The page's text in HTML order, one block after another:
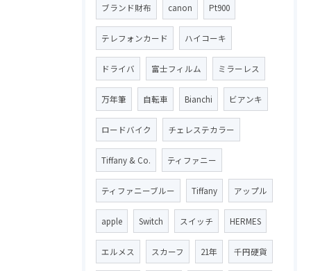
ブランド財布 canon Pt900
テレフォンカード ハイコーキ
ドライバ 富士フィルム ミラーレス
万年筆 自転車 Bianchi ビアンキ
ロードバイク チェレステカラー
Tiffany & Co. ティファニー
ティファニーブルー Tiffany アップル
apple Switch スイッチ HERMES
エルメス スカーフ 21年 千円硬貨